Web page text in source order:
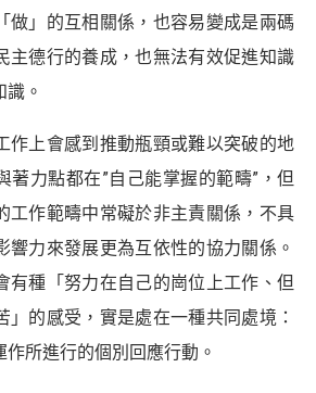
做」的互相關係，也容易變成是兩碼
主德行的養成，也無法有效促進知識
。
作上會感到推動瓶頸或難以突破的地
著力點都在”自己能掌握的範疇”，但
工作範疇中常礙於非主責關係，不具
響力來發展更為互依性的協力關係。
有種「努力在自己的崗位上工作、但
」的感受，實是處在一種共同處境：
作所進行的個別回應行動。